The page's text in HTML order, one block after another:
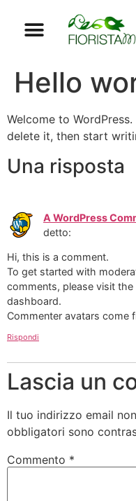
Hello
Welcome to
delete it, then start
Una risposta
A WordPress
detto:
Hi, this is a comment.
To get started with
comments, please visit
dashboard.
Commenter avatars come
Rispondi
Lascia un
Il tuo indirizzo email
obbligatori sono
Commento *